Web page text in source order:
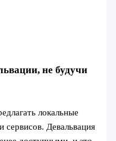
не будучи
локальные
сервисов. Девальвация